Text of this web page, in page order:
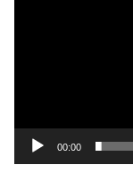
o
00:00